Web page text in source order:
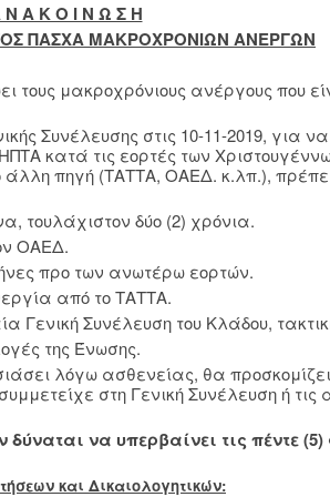
Ν Α Κ Ο Ι Ν Ω Σ Η
ΠΑΣΧΑ ΜΑΚΡΟΧΡΟΝΙΩΝ ΑΝΕΡΓΩΝ
τους μακροχρόνιους ανέργους που
Συνέλευσης στις 10-11-2019, για
κατά τις εορτές των
πηγή (ΤΑΤΤΑ, ΟΑΕΔ. κ.λπ.),
τουλάχιστον δύο (2) χρόνια.
ΟΑΕΔ.
προ των ανωτέρω εορτών.
από το ΤΑΤΤΑ.
Γενική Συνέλευση του Κλάδου,
της Ένωσης.
λόγω ασθενείας, θα
στη Γενική Συνέλευση ή
δύναται να υπερβαίνει τις πέντε
και Δικαιολογητικών: